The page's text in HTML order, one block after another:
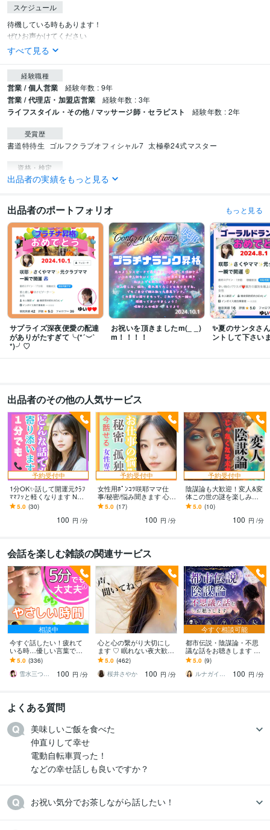
スケジュール
待機している時もあります！
ぜひお声かけてください
すべて見る
経験職種
営業 / 個人営業 経験年数 : 9年
営業 / 代理店・加盟店営業 経験年数 : 3年
ライフスタイル・その他 / マッサージ師・セラピスト 経験年数 : 2年
受賞歴
書道特待生 ゴルフクラブオフィシャル7 太極拳24式マスター
資格・検定
アロマコーディネーター 取得年 : 2016年
学習指導・資格・キャリア相談
学習指導・資格・キャリア相談 ゴルフレッスン
出品者の実績をもっと見る
出品者のポートフォリオ もっと見る
サプライズ深夜便愛の配達
がありがたすぎて╰(*´︶`
*)╯♡
お祝いを頂きましたm(_ _)
m！！！！
✨夏のサンタさ
ントして下さい
出品者のその他の人気サービス
予約受付中
1分OK✨話して開運元ｸﾗﾌ
ﾏﾏﾌｯと軽くなります NG
なし/ちょっと聞いて/愚痴/
異性の気持ち/お試し占い
5.0 (30)
100 円 /分
予約受付中
女性用ﾎﾟﾝｺﾂ咲耶ママ仕
事/秘密/悩み聞きます 心に
寄り添う✨癒しの相手/仕
事の悩みストレス発散/孤
5.0 (17)
100 円 /分
予約受付中
陰謀論も大歓迎！変人&変
体この世の謎を楽しみま
す 孤独を共有✨一緒に分
かち合いませんか？未来
を見据えた時間に
5.0 (10)
100 円 /分
会話を楽しむ雑談の関連サービス
相談中
今すぐ話したい！疲れて
いる時…優しい言葉で話
します 何でもどうぞ✨愚
痴/恋愛♡/雑談/寂しい/モ
ヤモヤ/楽しい♪
5.0 (336)
雪水三つ葉☘️あったかコミュニケーション
100 円 /分
心と心の繋がり大切にし
ます ♡ 眠れない夜大歓迎
♡私もなかなか寝れない
人なの
5.0 (462)
桜井さやか
100 円 /分
今すぐ相談可能
都市伝説・陰謀論・不思
議な話をお聴きします ☘️
周りに話しづらい話題も
気軽にどうぞ☘️
5.0 (9)
ルナガイド✦ 結月 Yuzuki
100 円 /分
よくある質問
美味しいご飯を食べた
仲直りして幸せ
電動自転車買った！
などの幸せ話しも良いですか？
お祝い気分でお茶しながら話したい！